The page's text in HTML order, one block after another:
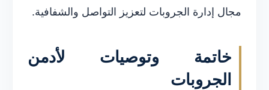
مجال إدارة الجروبات لتعزيز التواصل والشفافية.
خاتمة وتوصيات لأدمن
الجروبات